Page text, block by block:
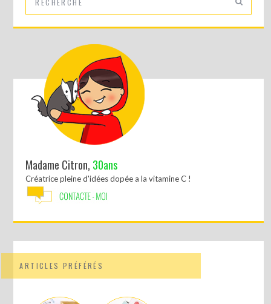
Madame Citron, 30ans
Créatrice pleine d'idées dopée a la vitamine C !
ARTICLES PRÉFÉRÉS